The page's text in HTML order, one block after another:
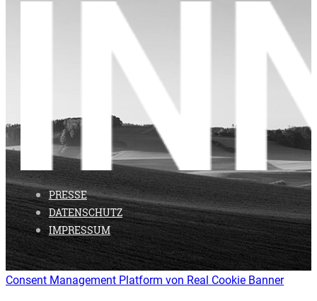
PRESSE
DATENSCHUTZ
IMPRESSUM
Consent Management Platform von Real Cookie Banner